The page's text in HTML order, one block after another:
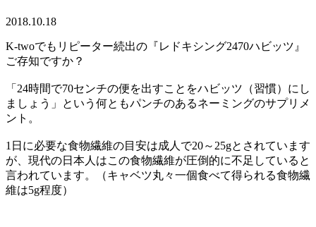
2018.10.18
K-twoでもリピーター続出の『レドキシング2470ハビッツ』
ご存知ですか？
「24時間で70センチの便を出すことをハビッツ（習慣）にし
ましょう」という何ともパンチのあるネーミングのサプリメ
ント。
1日に必要な食物繊維の目安は成人で20～25gとされています
が、現代の日本人はこの食物繊維が圧倒的に不足していると
言われています。（キャベツ丸々一個食べて得られる食物繊
維は5g程度）